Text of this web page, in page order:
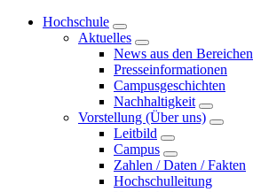
Hochschule
Aktuelles
News aus den Bereichen
Presseinformationen
Campusgeschichten
Nachhaltigkeit
Vorstellung (Über uns)
Leitbild
Campus
Zahlen / Daten / Fakten
Hochschulleitung